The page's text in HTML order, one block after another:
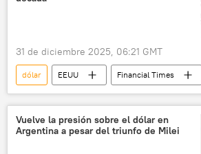
31 de diciembre 2025, 06:21 GMT
dólar EEUU
Financial Times
Banco Central Europeo (BCE)
Fed
Casa Blanca
Donald Trump
Economía
Vuelve la presión sobre el dólar en
Argentina a pesar del triunfo de Milei